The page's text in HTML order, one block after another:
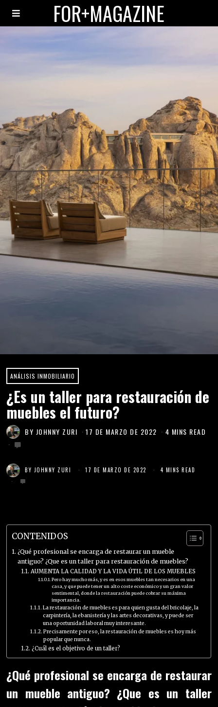
ANÁLISIS INMOBILIARIO
¿Es un taller para restauración de
muebles el futuro?
BY JOHNNY ZURI 17 DE MARZO DE 2022 4 MINS READ
FOR+MAGAZINE
BY JOHNNY ZURI 17 DE MARZO DE 2022 4 MINS READ
CONTENIDOS
¿Qué profesional se encarga de restaurar un mueble
antiguo? ¿Que es un taller para restauración de muebles?
AUMENTA LA CALIDAD Y LA VIDA ÚTIL DE LOS MUEBLES
Pero hay mucho más, y es en esos muebles tan necesarios en una
casa, y que puede tener un alto coste económico y un gran valor
sentimental, donde la restauración puede cobrar su máxima
importancia.
La restauración de muebles es para quien gusta del bricolaje, la
carpintería, la ebanistería y las artes decorativas, y puede ser
una oportunidad laboral muy interesante.
Precisamente por eso, la restauración de muebles es hoy más
popular que nunca.
¿Cuál es el objetivo de un taller?
¿Qué profesional se encarga de restaurar
un mueble antiguo? ¿Que es un taller